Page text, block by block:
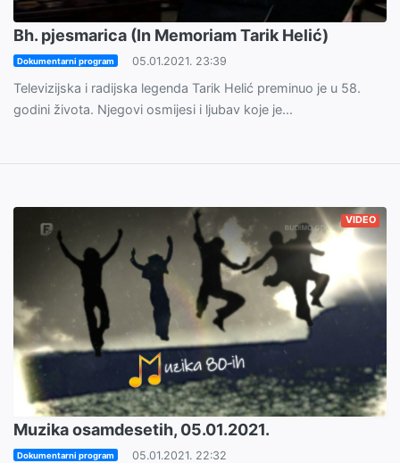
Bh. pjesmarica (In Memoriam Tarik Helić)
Dokumentarni program 05.01.2021. 23:39
Televizijska i radijska legenda Tarik Helić preminuo je u 58.
godini života. Njegovi osmijesi i ljubav koje je...
VIDEO
Muzika osamdesetih, 05.01.2021.
Dokumentarni program 05.01.2021. 22:32